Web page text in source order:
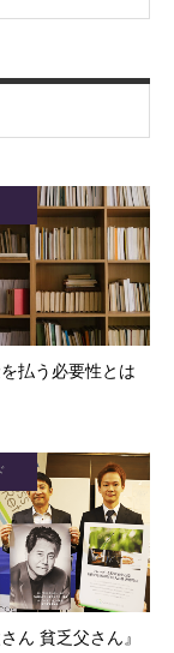
払う必要性とは
ん 貧乏父さん』